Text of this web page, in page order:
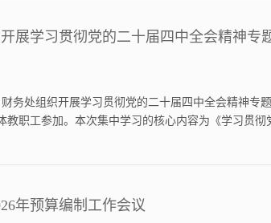
展学习贯彻党的二十届四中全会精神
务处组织开展学习贯彻党的二十届四中全会精神
教职工参加。本次集中学习的核心内容为《学习贯
年预算编制工作会议